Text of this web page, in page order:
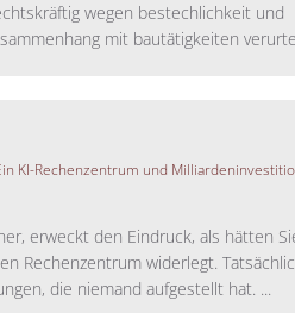
wegen bestechlichkeit und
mit bautätigkeiten
KI-Rechenzentrum und
erweckt den Eindruck, als hätten
Rechenzentrum widerlegt.
die niemand aufgestellt hat. ...